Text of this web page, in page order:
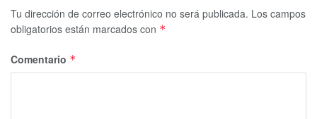
Tu dirección de correo electrónico no será publicada. Los campos
obligatorios están marcados con *
Comentario *